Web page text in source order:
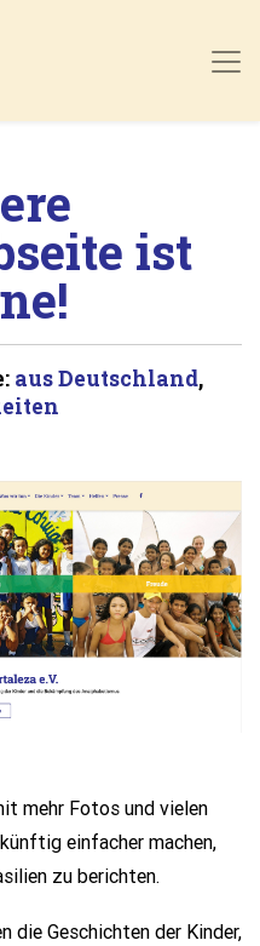
ist
aus Deutschland,
mehr Fotos und vielen
einfacher machen,
zu berichten.
die Geschichten der Kinder,